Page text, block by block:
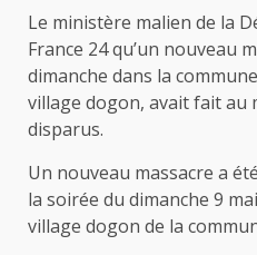
Le ministère malien de la
France 24 qu’un nouveau
dimanche dans la
village dogon, avait fait au
disparus.
Un nouveau massacre a
la soirée du dimanche 9
village dogon de la